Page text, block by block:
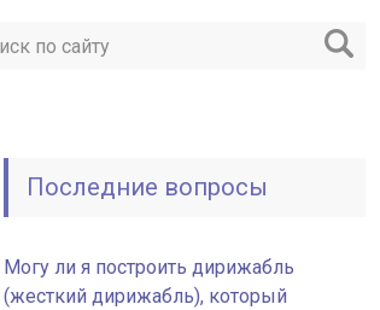
Последние вопросы
Могу ли я построить дирижабль
(жесткий дирижабль), который